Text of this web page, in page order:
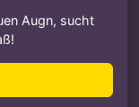
Augn, sucht